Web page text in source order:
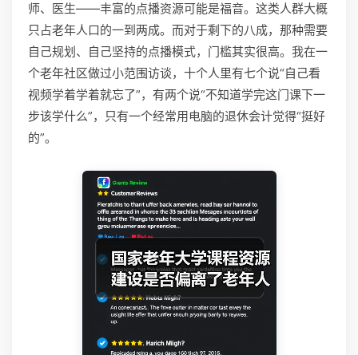
师、医生——丰富的点播资源可能是福音。这类人群大概
只占老年人口的一到两成。而对于剩下的八成，那种需要
自己规划、自己坚持的点播模式，门槛其实很高。我在一
个老年社区做过小范围访谈，十个人里有七个说“自己看
视频学着学着就忘了”，有两个说“不知道学完这门课下一
步该学什么”，只有一个经常用电脑的退休会计觉得“挺好
的”。